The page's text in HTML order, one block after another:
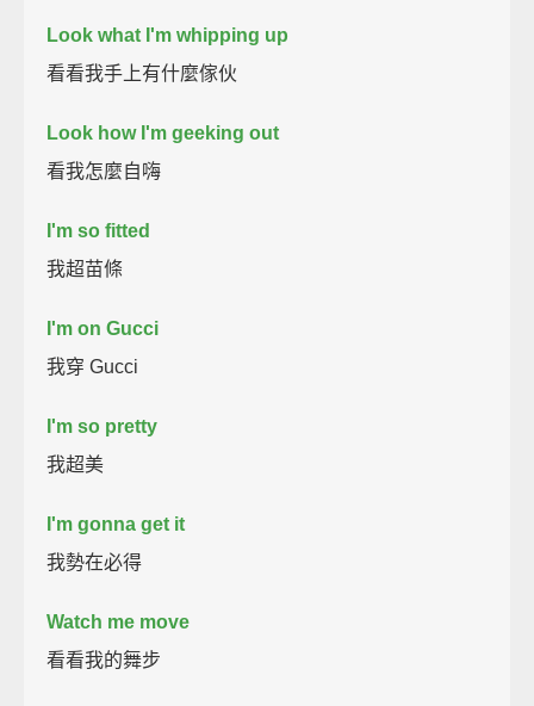
Look what I'm whipping up
看看我手上有什麼傢伙
Look how I'm geeking out
看我怎麼自嗨
I'm so fitted
我超苗條
I'm on Gucci
我穿 Gucci
I'm so pretty
我超美
I'm gonna get it
我勢在必得
Watch me move
看看我的舞步